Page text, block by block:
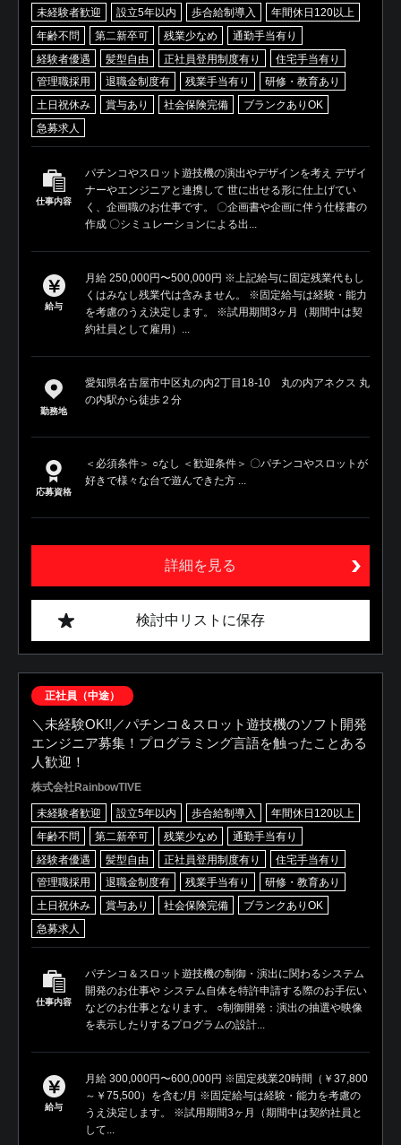
未経験者歓迎 設立5年以内 歩合給制導入
年間休日120以上
年齢不問
第二新卒可 残業少なめ
通勤手当有り
経験者優遇
髪型自由 正社員登用制度有り
住宅手当有り
管理職採用
退職金制度有 残業手当有り
研修・教育あり
土日祝休み
賞与あり 社会保険完備
ブランクありOK
急募求人
仕事内容
パチンコやスロット遊技機の演出やデザインを考え デザイ
ナーやエンジニアと連携して 世に出せる形に仕上げてい
く、企画職のお仕事です。 〇企画書や企画に伴う仕様書の
作成 〇シミュレーションによる出...
給与
月給 250,000円〜500,000円 ※上記給与に固定残業代もし
くはみなし残業代は含みません。 ※固定給与は経験・能力
を考慮のうえ決定します。 ※試用期間3ヶ月（期間中は契
約社員として雇用）...
勤務地
愛知県名古屋市中区丸の内2丁目18-10 丸の内アネクス 丸
の内駅から徒歩２分
応募資格
＜必須条件＞ ○なし ＜歓迎条件＞ 〇パチンコやスロットが
好きで様々な台で遊んできた方 ...
詳細を見る
検討中リストに保存
正社員（中途）
＼未経験OK!!／パチンコ＆スロット遊技機のソフト開発
エンジニア募集！プログラミング言語を触ったことある
人歓迎！
株式会社RainbowTIVE
未経験者歓迎 設立5年以内 歩合給制導入
年間休日120以上
年齢不問
第二新卒可 残業少なめ
通勤手当有り
経験者優遇
髪型自由 正社員登用制度有り
住宅手当有り
管理職採用
退職金制度有 残業手当有り
研修・教育あり
土日祝休み
賞与あり 社会保険完備
ブランクありOK
急募求人
仕事内容
パチンコ＆スロット遊技機の制御・演出に関わるシステム
開発のお仕事や システム自体を特許申請する際のお手伝い
などのお仕事となります。 ○制御開発：演出の抽選や映像
を表示したりするプログラムの設計...
給与
月給 300,000円〜600,000円 ※固定残業20時間（￥37,800
～￥75,500）を含む/月 ※固定給与は経験・能力を考慮の
うえ決定します。 ※試用期間3ヶ月（期間中は契約社員と
して...